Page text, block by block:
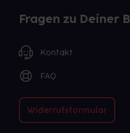
Fragen zu Deiner
Kontakt
FAQ
Widerrufsformular